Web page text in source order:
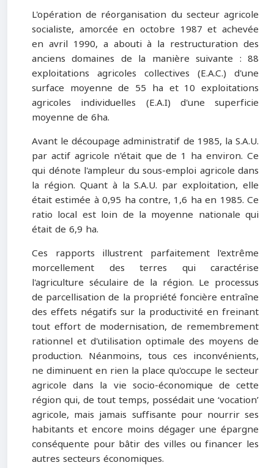
L'opération de réorganisation du secteur agricole
socialiste, amor­cée en octobre 1987 et achevée
en avril 1990, a abouti à la restructuration des
anciens domaines de la manière suivante : 88
exploitations agricoles collectives (E.A.C.) d'une
surface moyenne de 55 ha et 10 exploitations
agricoles individuelles (E.A.I) d'une superficie
moyenne de 6ha.
Avant le découpage administratif de 1985, la S.A.U.
par actif agricole n'était que de 1 ha environ. Ce
qui dénote l'ampleur du sous-emploi agricole dans
la région. Quant à la S.A.U. par exploitation, elle
était estimée à 0,95 ha contre, 1,6 ha en 1985. Ce
ratio local est loin de la moyenne nationale qui
était de 6,9 ha.
Ces rapports illustrent parfaitement l'extrême
morcellement des terres qui caractérise
l'agriculture séculaire de la région. Le processus
de parcellisation de la propriété foncière entraîne
des effets négatifs sur la productivité en freinant
tout effort de moderni­sation, de remembrement
rationnel et d'utilisation optimale des moyens de
production. Néanmoins, tous ces inconvénients,
ne diminuent en rien la place qu'occupe le secteur
agricole dans la vie socio-économique de cette
région qui, de tout temps, possédait une ‘vocation’
agricole, mais jamais suffisante pour nourrir ses
habitants et encore moins dégager une épargne
conséquente pour bâtir des villes ou financer les
autres secteurs économiques.